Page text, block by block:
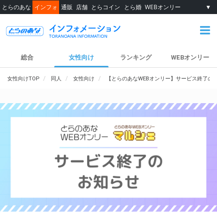
とらのあな インフォ 通販 店舗 とらコイン とら婚 WEBオンリー ▼
総合 女性向け ランキング WEBオンリー
女性向けTOP 同人 女性向け 【とらのあなWEBオンリー】サービス終了の